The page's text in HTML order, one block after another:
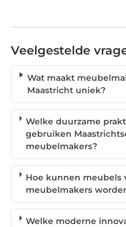
Veelgestelde
Wat maakt
Maastricht uniek?
Welke duurzame
gebruiken
meubelmakers?
Hoe kunnen meubels
meubelmakers
Welke moderne